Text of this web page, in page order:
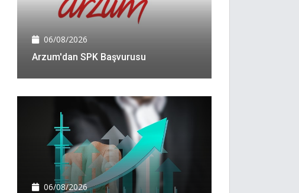
06/08/2026
Arzum'dan SPK Başvurusu
06/08/2026